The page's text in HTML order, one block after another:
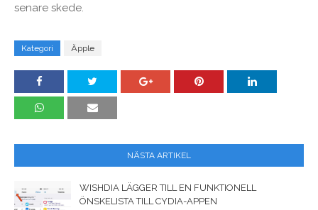
senare skede.
Kategori Äpple
NÄSTA ARTIKEL
WISHDIA LÄGGER TILL EN FUNKTIONELL
ÖNSKELISTA TILL CYDIA-APPEN